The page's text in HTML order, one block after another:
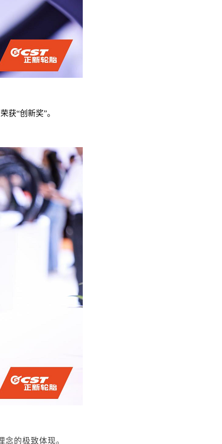
获“创新奖”。
念的极致体现。